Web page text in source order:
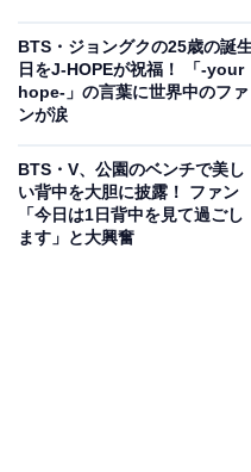
BTS・ジョングクの25歳の誕
日をJ-HOPEが祝福！ 「-your
hope-」の言葉に世界中のファ
ンが涙
BTS・V、公園のベンチで美し
い背中を大胆に披露！ ファン
「今日は1日背中を見て過ごし
ます」と大興奮